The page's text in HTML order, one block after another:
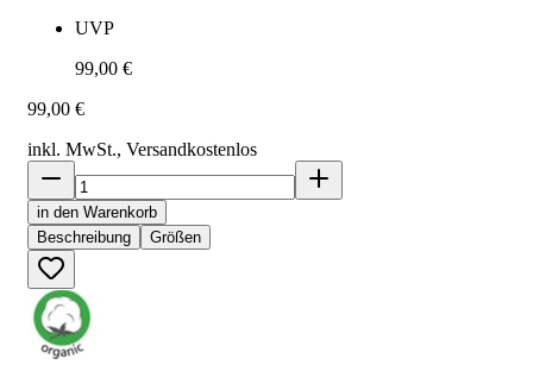
UVP
99,00 €
99,00 €
inkl. MwSt., Versandkostenlos
in den Warenkorb
Beschreibung
Größen